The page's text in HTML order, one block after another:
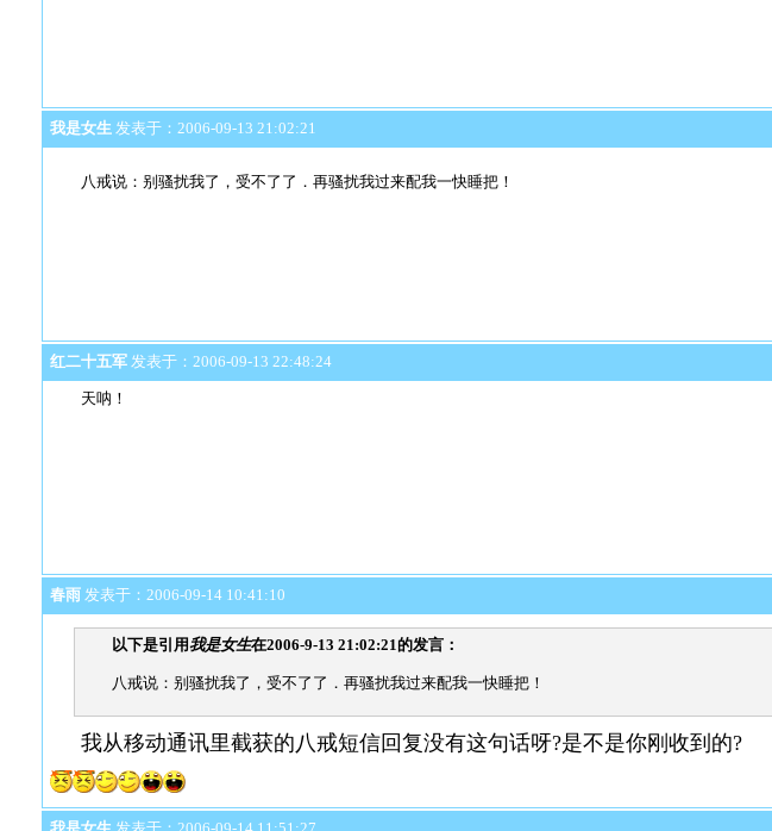
我是女生发表于：2006-09-13 21:02:21
八戒说：别骚扰我了，受不了了．再骚扰我过来配我一快睡把！
红二十五军发表于：2006-09-13 22:48:24
天呐！
春雨发表于：2006-09-14 10:41:10
以下是引用我是女生在2006-9-13 21:02:21的发言：
八戒说：别骚扰我了，受不了了．再骚扰我过来配我一快睡把！
我从移动通讯里截获的八戒短信回复没有这句话呀?是不是你刚收到的?